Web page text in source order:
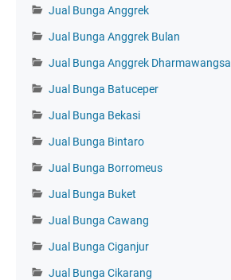
Jual Bunga Anggrek
Jual Bunga Anggrek Bulan
Jual Bunga Anggrek Dharmawangsa
Jual Bunga Batuceper
Jual Bunga Bekasi
Jual Bunga Bintaro
Jual Bunga Borromeus
Jual Bunga Buket
Jual Bunga Cawang
Jual Bunga Ciganjur
Jual Bunga Cikarang